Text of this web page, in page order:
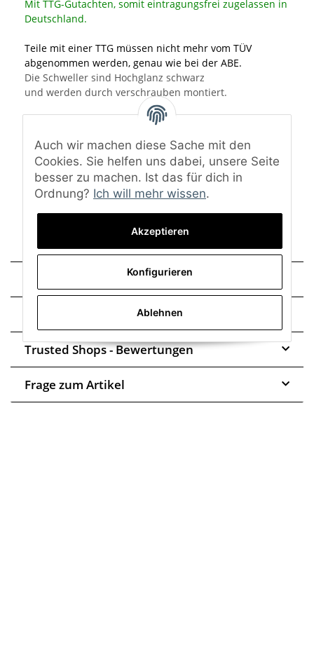
Mit TTG-Gutachten, somit eintragungsfrei zugelassen in
Deutschland.
Teile mit einer TTG müssen nicht mehr vom TÜV
abgenommen werden, genau wie bei der ABE.
Die Schweller sind Hochglanz schwarz
und werden durch verschrauben montiert.
Eine Lackierung ist nicht notwendig.
Lieferumfang: Seitenschweller, TTG-Gutachten und
Montagematerial
Trusted Shops - Bewertungen
Frage zum Artikel
Auch wir machen diese Sache mit den
Cookies. Sie helfen uns dabei, unsere Seite
besser zu machen. Ist das für dich in
Ordnung? Ich will mehr wissen.
Akzeptieren
Konfigurieren
Ablehnen